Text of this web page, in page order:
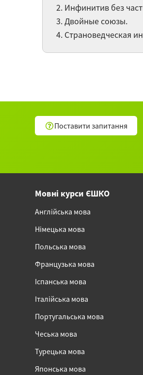
Инфинитив без
Двойные союзы.
Страноведческая
Поставити запитання
Мовні курси ЄШКО
Англійська мова
Німецька мова
Польська мова
Французька мова
Іспанська мова
Італійська мова
Португальська мова
Чеська мова
Турецька мова
Японська мова